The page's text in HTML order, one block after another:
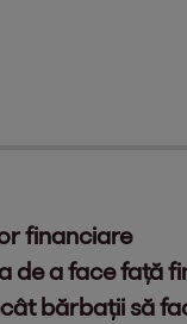
financiare
de a face față
bărbații să